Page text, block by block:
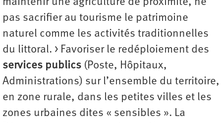
pas sacrifier au tourisme le patrimoine
naturel comme les activités traditionnelles
du littoral. > Favoriser le redéploiement des
services publics (Poste, Hôpitaux,
Administrations) sur l’ensemble du territoire,
en zone rurale, dans les petites villes et les
zones urbaines dites « sensibles ». La